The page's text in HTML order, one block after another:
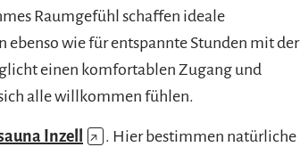
Raumgefühl schaffen ideale
ebenso wie für entspannte Stunden mit der
einen komfortablen Zugang und
alle willkommen fühlen.
Inzell ↗ . Hier bestimmen natürliche